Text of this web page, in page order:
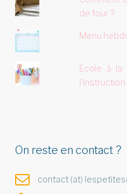
de four ?
Menu
Ecole à la
l'instruction
On reste en contact ?
contact (at)